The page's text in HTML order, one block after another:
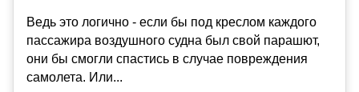
Ведь это логично - если бы под креслом каждого
пассажира воздушного судна был свой парашют,
они бы смогли спастись в случае повреждения
самолета. Или...